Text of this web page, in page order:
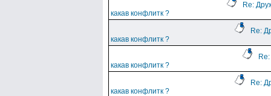
Re:
какав конфлитк ?
Re:
какав конфлитк ?
какав конфлитк ?
Re:
какав конфлитк ?